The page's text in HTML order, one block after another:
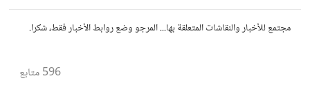
مجتمع للأخبار والنقاشات المتعلقة بها... المرجو وضع روابط الأخبار فقط، شكرا.
596متابع